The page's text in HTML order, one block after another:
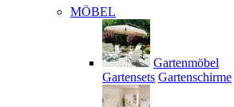
MÖBEL
Gartenmöbel
Gartensets Gartenschirme